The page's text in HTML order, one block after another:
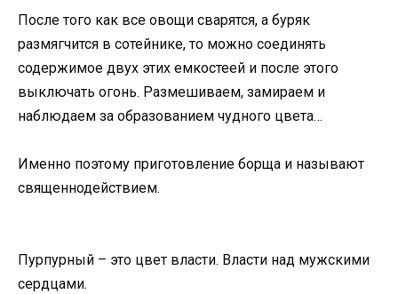
После того как все овощи сварятся, а буряк
размягчится в сотейнике, то можно соединять
содержимое двух этих емкостеей и после этого
выключать огонь. Размешиваем, замираем и
наблюдаем за образованием чудного цвета…
Именно поэтому приготовление борща и называют
священнодействием.
Пурпурный – это цвет власти. Власти над мужскими
сердцами.